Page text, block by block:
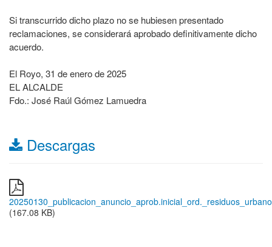
Si transcurrido dicho plazo no se hubiesen presentado
reclamaciones, se considerará aprobado definitivamente dicho
acuerdo.
El Royo, 31 de enero de 2025
EL ALCALDE
Fdo.: José Raúl Gómez Lamuedra
Descargas
(167.08 KB)